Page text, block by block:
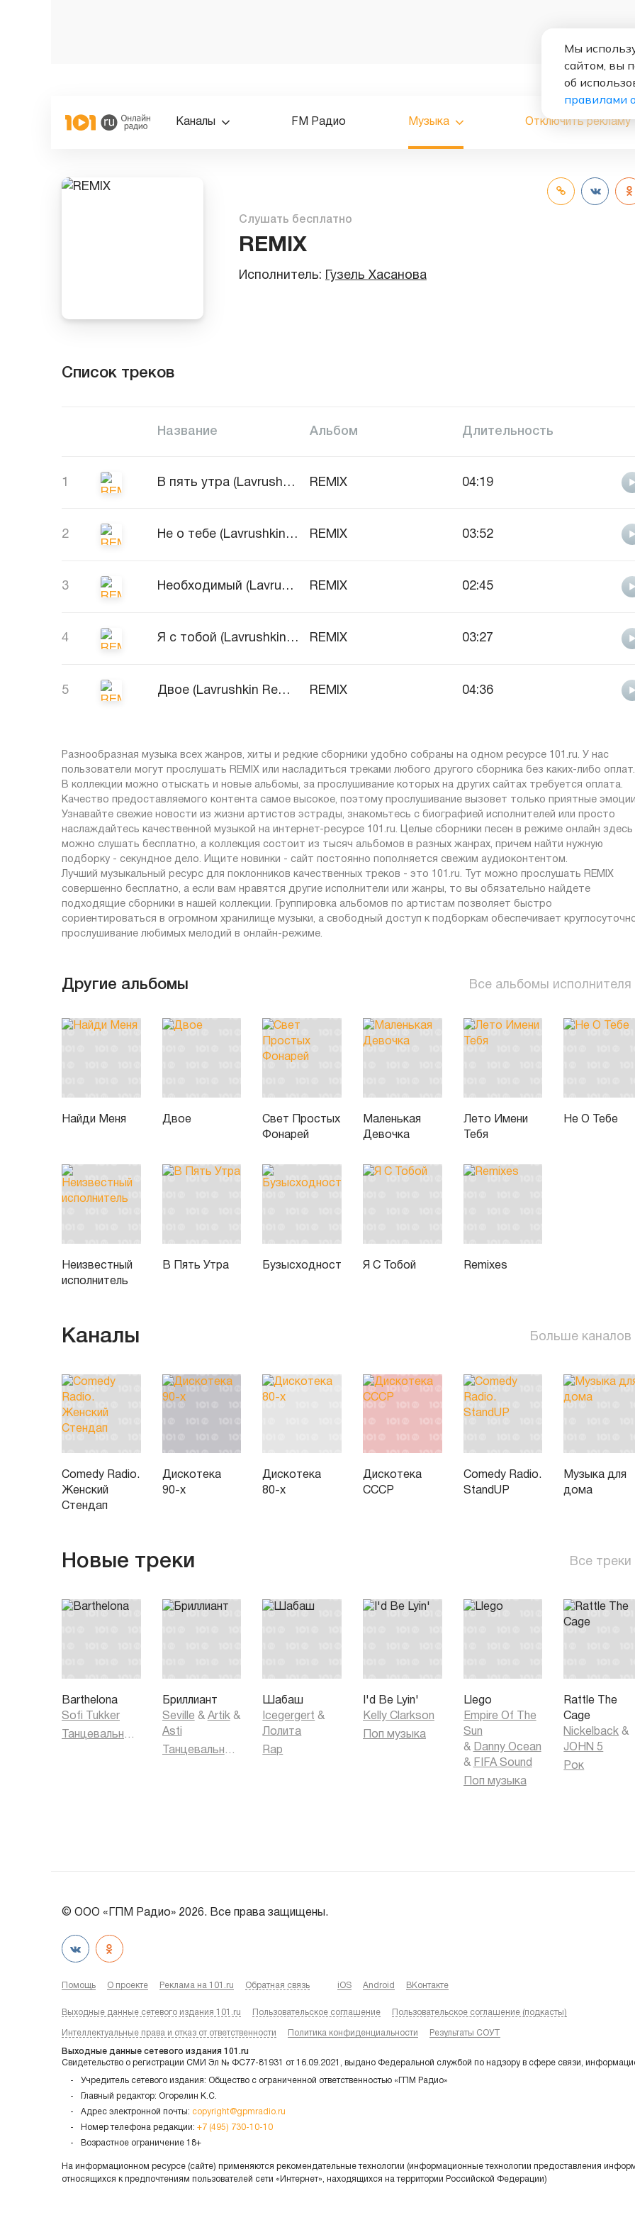
Каналы FM Радио Музыка Отключить рекламу
Слушать бесплатно
REMIX
Исполнитель: Гузель Хасанова
Список треков
Название Альбом Длительность
1 В пять утра (Lavrushkin Remix) REMIX 04:19
2 Не о тебе (Lavrushkin Remix) REMIX 03:52
3 Необходимый (Lavrushkin Remix) REMIX 02:45
4 Я с тобой (Lavrushkin Remix) REMIX 03:27
5 Двое (Lavrushkin Remix) REMIX 04:36
Разнообразная музыка всех жанров, хиты и редкие сборники удобно собраны на одном ресурсе 101.ru. У нас
пользователи могут прослушать REMIX или насладиться треками любого другого сборника без каких-либо оплат.
В коллекции можно отыскать и новые альбомы, за прослушивание которых на других сайтах требуется оплата.
Качество предоставляемого контента самое высокое, поэтому прослушивание вызовет только приятные
Узнавайте свежие новости из жизни артистов эстрады, знакомьтесь с биографией исполнителей или просто
наслаждайтесь качественной музыкой на интернет-ресурсе 101.ru. Целые сборники песен в режиме онлайн здесь
можно слушать бесплатно, а коллекция состоит из тысяч альбомов в разных жанрах, причем найти нужную
подборку - секундное дело. Ищите новинки - сайт постоянно пополняется свежим аудиоконтентом.
Лучший музыкальный ресурс для поклонников качественных треков - это 101.ru. Тут можно прослушать REMIX
совершенно бесплатно, а если вам нравятся другие исполнители или жанры, то вы обязательно найдете
подходящие сборники в нашей коллекции. Группировка альбомов по артистам позволяет быстро
сориентироваться в огромном хранилище музыки, а свободный доступ к подборкам обеспечивает
прослушивание любимых мелодий в онлайн-режиме.
Другие альбомы Все альбомы исполнителя
Найди Меня Двое
Свет Простых
Фонарей
Маленькая
Девочка
Лето Имени
Тебя
Не О Тебе
Неизвестный
исполнитель
В Пять Утра Бузысходность Я С Тобой Remixes
Каналы Больше каналов
Comedy Radio.
Женский
Стендап
Дискотека
90-х
Дискотека
80-х
Дискотека
СССР
Comedy Radio.
StandUP
Музыка для
дома
Новые треки Все треки
Barthelona
Sofi Tukker
Танцевальная музыка
Бриллиант
Seville & Artik &
Asti
Танцевальная музыка
Шабаш
Icegergert &
Лолита
Rap
I'd Be Lyin'
Kelly Clarkson
Поп музыка
Llego
Empire Of The
Sun
& Danny Ocean
& FIFA Sound
Поп музыка
Rattle The
Cage
Nickelback &
JOHN 5
Рок
© ООО «ГПМ Радио» 2026. Все права защищены.
Помощь О проекте Реклама на 101.ru Обратная связь iOS Android ВКонтакте
Выходные данные сетевого издания 101.ru Пользовательское соглашение Пользовательское соглашение (подкасты)
Интеллектуальные права и отказ от ответственности Политика конфиденциальности Результаты СОУТ
Выходные данные сетевого издания 101.ru
Свидетельство о регистрации СМИ Эл № ФС77-81931 от 16.09.2021, выдано Федеральной службой по надзору в сфере связи,
Учредитель сетевого издания: Общество с ограниченной ответственностью «ГПМ Радио»
Главный редактор: Огорелин К.С.
Адрес электронной почты: copyright@gpmradio.ru
Номер телефона редакции: +7 (495) 730-10-10
Возрастное ограничение 18+
На информационном ресурсе (сайте) применяются рекомендательные технологии (информационные технологии предоставления
относящихся к предпочтениям пользователей сети «Интернет», находящихся на территории Российской Федерации)
Мы
сайтом, вы
об
правилами